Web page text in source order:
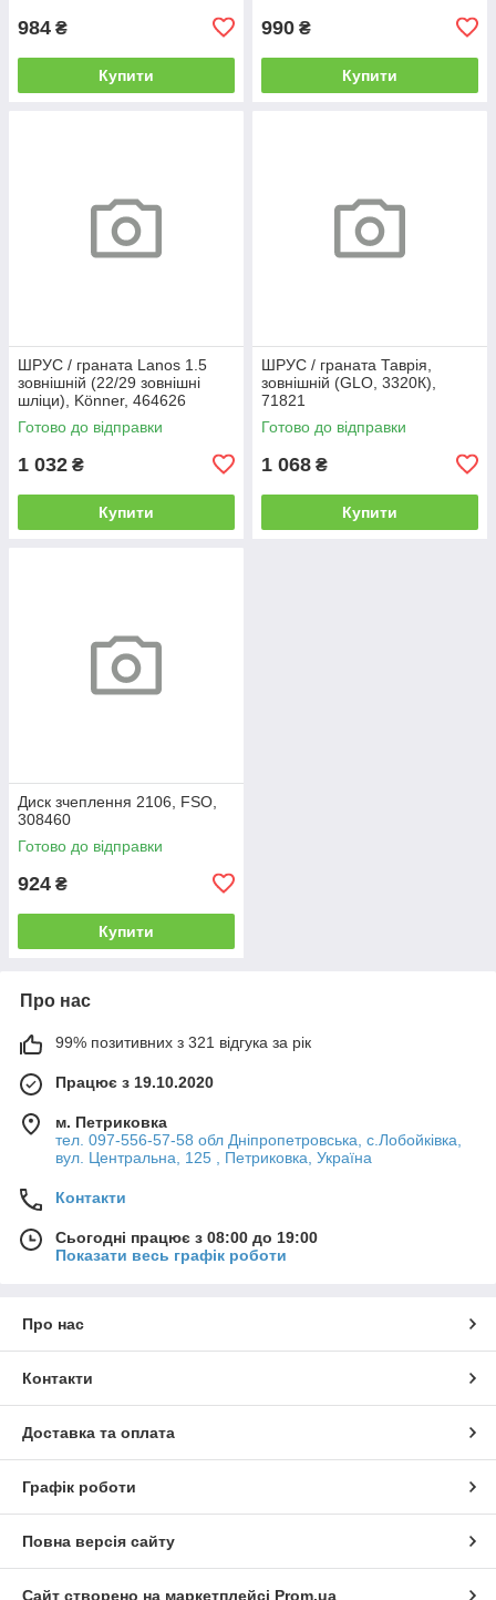
984 ₴
Купити
990 ₴
Купити
ШРУС / граната Lanos 1.5
зовнішній (22/29 зовнішні
шліци), Könner, 464626
Готово до відправки
1 032 ₴
Купити
ШРУС / граната Таврія,
зовнішній (GLO, 3320К),
71821
Готово до відправки
1 068 ₴
Купити
Диск зчеплення 2106, FSO,
308460
Готово до відправки
924 ₴
Купити
Про нас
99% позитивних з 321 відгука за рік
Працює з 19.10.2020
м. Петриковка
тел. 097-556-57-58 обл Дніпропетровська, с.Лобойківка,
вул. Центральна, 125 , Петриковка, Україна
Контакти
Сьогодні працює з 08:00 до 19:00
Показати весь графік роботи
Про нас
Контакти
Доставка та оплата
Графік роботи
Повна версія сайту
Сайт створено на маркетплейсі Prom.ua